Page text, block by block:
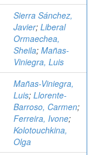
Sierra Sánchez,
Javier; Liberal
Ormaechea,
Sheila; Mañas-
Viniegra, Luis
Mañas-Viniegra,
Luis; Llorente-
Barroso, Carmen;
Ferreira, Ivone;
Kolotouchkina,
Olga